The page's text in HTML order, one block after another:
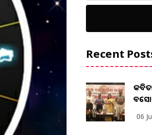
Recent
06